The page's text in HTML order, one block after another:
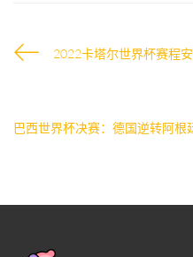
2022卡塔尔世界杯赛程
巴西世界杯决赛：德国逆转阿